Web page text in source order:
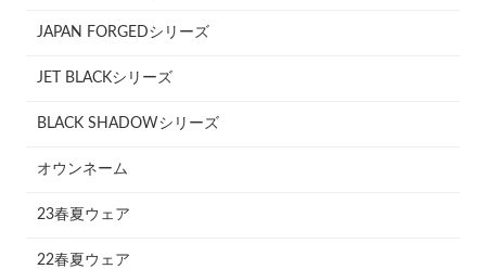
JAPAN FORGEDシリーズ
JET BLACKシリーズ
BLACK SHADOWシリーズ
オウンネーム
23春夏ウェア
22春夏ウェア